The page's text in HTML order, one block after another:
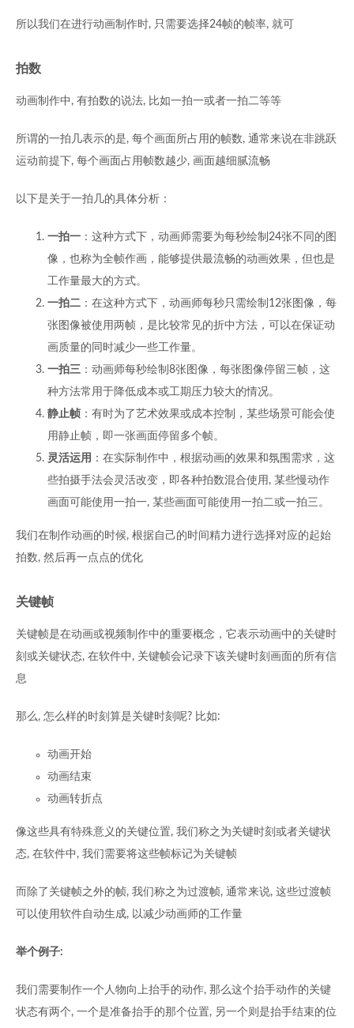
所以我们在进行动画制作时, 只需要选择24帧的帧率, 就可
拍数
动画制作中, 有拍数的说法, 比如一拍一或者一拍二等等
所谓的一拍几表示的是, 每个画面所占用的帧数, 通常来说在非跳跃
运动前提下, 每个画面占用帧数越少, 画面越细腻流畅
以下是关于一拍几的具体分析：
一拍一 ：这种方式下，动画师需要为每秒绘制24张不同的图
像，也称为全帧作画，能够提供最流畅的动画效果，但也是
工作量最大的方式。
一拍二 ：在这种方式下，动画师每秒只需绘制12张图像，每
张图像被使用两帧，是比较常见的折中方法，可以在保证动
画质量的同时减少一些工作量。
一拍三 ：动画师每秒绘制8张图像，每张图像停留三帧，这
种方法常用于降低成本或工期压力较大的情况。
静止帧 ：有时为了艺术效果或成本控制，某些场景可能会使
用静止帧，即一张画面停留多个帧。
灵活运用 ：在实际制作中，根据动画的效果和氛围需求，这
些拍摄手法会灵活改变，即各种拍数混合使用, 某些慢动作
画面可能使用一拍一, 某些画面可能使用一拍二或一拍三。
我们在制作动画的时候, 根据自己的时间精力进行选择对应的起始
拍数, 然后再一点点的优化
关键帧
关键帧是在动画或视频制作中的重要概念，它表示动画中的关键时
刻或关键状态, 在软件中, 关键帧会记录下该关键时刻画面的所有信
息
那么, 怎么样的时刻算是关键时刻呢? 比如:
动画开始
动画结束
动画转折点
像这些具有特殊意义的关键位置, 我们称之为关键时刻或者关键状
态, 在软件中, 我们需要将这些帧标记为关键帧
而除了关键帧之外的帧, 我们称之为过渡帧, 通常来说, 这些过渡帧
可以使用软件自动生成, 以减少动画师的工作量
举个例子:
我们需要制作一个人物向上抬手的动作, 那么这个抬手动作的关键
状态有两个, 一个是准备抬手的那个位置, 另一个则是抬手结束的位